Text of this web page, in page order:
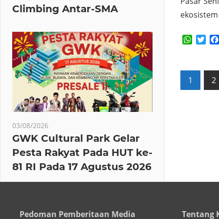
Posts
1 2
Climbing Antar-SMA
03/08/2026
GWK Cultural Park Gelar
Pesta Rakyat Pada HUT ke-
81 RI Pada 17 Agustus 2026
Pedoman Pemberitaan Media Tentang